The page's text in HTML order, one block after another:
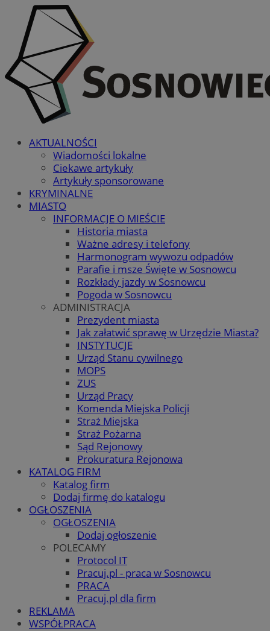
AKTUALNOŚCI
Wiadomości lokalne
Ciekawe artykuły
Artykuły sponsorowane
KRYMINALNE
MIASTO
INFORMACJE O MIEŚCIE
Historia miasta
Ważne adresy i telefony
Harmonogram wywozu odpadów
Parafie i msze Święte w Sosnowcu
Rozkłady jazdy w Sosnowcu
Pogoda w Sosnowcu
ADMINISTRACJA
Prezydent miasta
Jak załatwić sprawę w Urzędzie Miasta?
INSTYTUCJE
Urząd Stanu cywilnego
MOPS
ZUS
Urząd Pracy
Komenda Miejska Policji
Straż Miejska
Straż Pożarna
Sąd Rejonowy
Prokuratura Rejonowa
KATALOG FIRM
Katalog firm
Dodaj firmę do katalogu
OGŁOSZENIA
OGŁOSZENIA
Dodaj ogłoszenie
POLECAMY
Protocol IT
Pracuj.pl - praca w Sosnowcu
PRACA
Pracuj.pl dla firm
REKLAMA
WSPÓŁPRACA